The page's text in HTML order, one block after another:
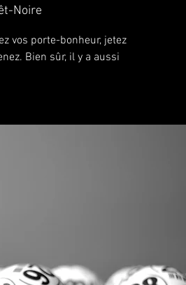
Noire
vos porte-bonheur, jetez
Bien sûr, il y a aussi